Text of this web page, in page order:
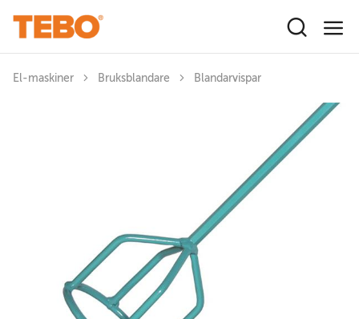
El-maskiner Bruksblandare Blandarvispar